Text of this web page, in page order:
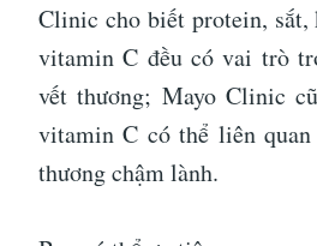
Clinic cho biết protein,
vitamin C đều có vai trò
vết thương; Mayo Clinic
vitamin C có thể liên
thương chậm lành.